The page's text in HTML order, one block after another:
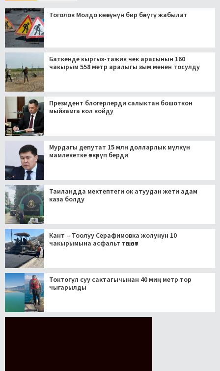
Тоголок Молдо көчөсүнүн бир бөлүгү жабылат
Баткенде кыргыз-тажик чек арасынын 160
чакырым 558 метр аралыгы зым менен тосулду
Президент блогерлерди салыктан бошоткон
мыйзамга кол койду
Мурдагы депутат 15 млн долларлык мүлкүн
мамлекетке өткөрүп берди
Таиландда мектептеги ок атуудан жети адам
каза болду
Кант – Тоолуу Серафимовка жолунун 10
чакырымына асфальт төшөлөт
Токтогул суу сактагычынан 40 миң метр тор
чыгарылды